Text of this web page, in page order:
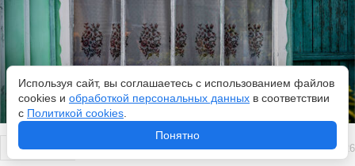
Перейти 8 августа 2026
Используя сайт, вы соглашаетесь с использованием файлов
cookies и обработкой персональных данных в соответствии
с Политикой cookies
Понятно